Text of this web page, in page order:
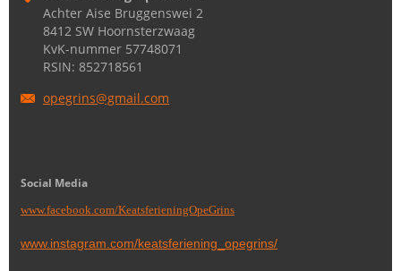
Achter Aise Bruggenswei 2
8412 SW Hoornsterzwaag
KvK-nummer 57748071
RSIN: 852718561
opegrins@gmail.com
Social Media
www.facebook.com/KeatsferieningOpeGrins
www.instagram.com/keatsferiening_opegrins/